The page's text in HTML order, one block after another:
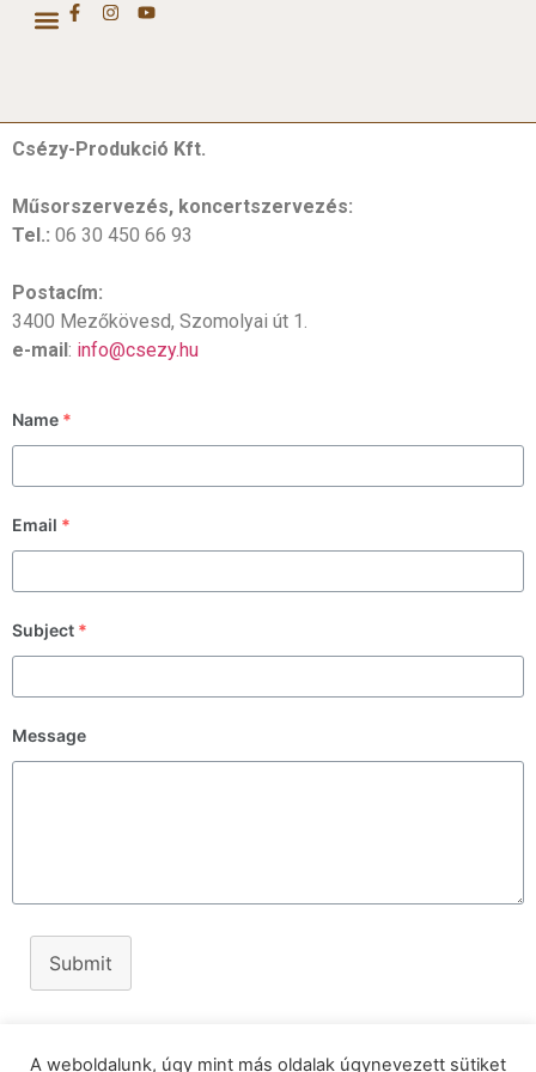
Csézy-Produkció Kft.
Műsorszervezés, koncertszervezés:
Tel.: 06 30 450 66 93
Postacím:
3400 Mezőkövesd, Szomolyai út 1.
e-mail: info@csezy.hu
Name *
Email *
Subject *
Message
Submit
A weboldalunk, úgy mint más oldalak úgynevezett sütiket